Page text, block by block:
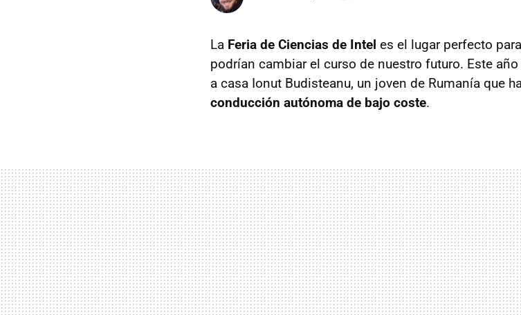
La Feria de Ciencias de Intel es el lugar perfecto
podrían cambiar el curso de nuestro futuro. Este
a casa Ionut Budisteanu, un joven de Rumanía que
conducción autónoma de bajo coste.